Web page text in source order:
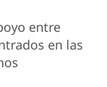
entre
en las